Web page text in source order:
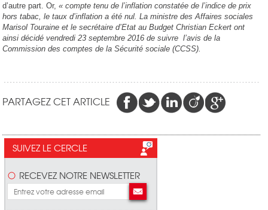
d’autre part. Or,« compte tenu de l’inflation constatée de l’indice de prix
hors tabac, le taux d’inflation a été nul. La ministre des Affaires sociales
Marisol Touraine et le secrétaire d’Etat au Budget Christian Eckert ont
ainsi décidé vendredi 23 septembre 2016 de suivre l’avis de la
Commission des comptes de la Sécurité sociale (CCSS).
PARTAGEZ CET ARTICLE
SUIVEZ LE CERCLE
RECEVEZ NOTRE NEWSLETTER